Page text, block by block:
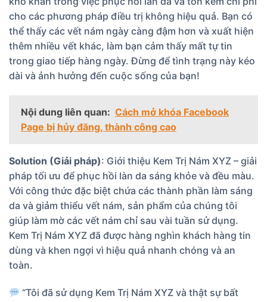
cho các phương pháp điều trị không hiệu quả. Bạn có
thể thấy các vết nám ngày càng đậm hơn và xuất hiện
thêm nhiều vết khác, làm bạn cảm thấy mất tự tin
trong giao tiếp hàng ngày. Đừng để tình trạng này kéo
dài và ảnh hưởng đến cuộc sống của bạn!
Nội dung liên quan: Cách mở khóa Facebook
Page bị hủy đăng, thành công cao
Solution (Giải pháp): Giới thiệu Kem Trị Nám XYZ – giải
pháp tối ưu để phục hồi làn da sáng khỏe và đều màu.
Với công thức đặc biệt chứa các thành phần làm sáng
da và giảm thiểu vết nám, sản phẩm của chúng tôi
giúp làm mờ các vết nám chỉ sau vài tuần sử dụng.
Kem Trị Nám XYZ đã được hàng nghìn khách hàng tin
dùng và khen ngợi vì hiệu quả nhanh chóng và an
toàn.
“Tôi đã sử dụng Kem Trị Nám XYZ và thật sự bất